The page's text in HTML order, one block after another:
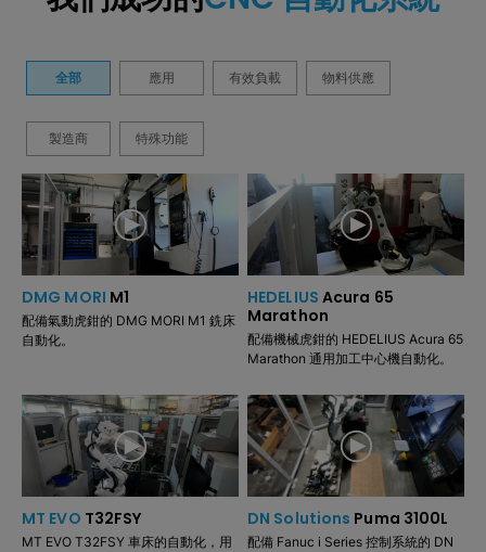
全部 應用 有效負載 物料供應
製造商 特殊功能
DMG MORI M1
配備氣動虎鉗的 DMG MORI M1 銑床
自動化。
HEDELIUS Acura 65
Marathon
配備機械虎鉗的 HEDELIUS Acura 65
Marathon 通用加工中心機自動化。
MT EVO T32FSY
MT EVO T32FSY 車床的自動化，用
DN Solutions Puma 3100L
配備 Fanuc i Series 控制系統的 DN